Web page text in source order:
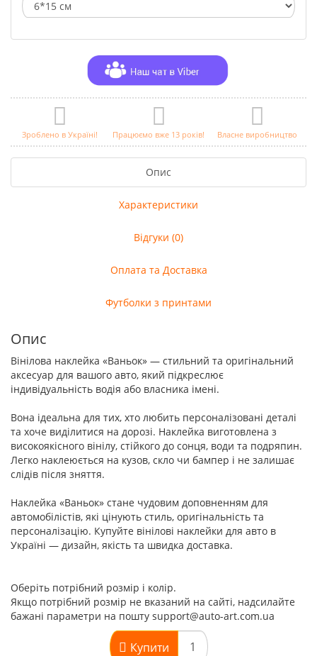
Зроблено в Україні! Працюємо вже 13 років! Власне виробництво
Опис
Характеристики
Відгуки (0)
Оплата та Доставка
Футболки з принтами
Опис
Вінілова наклейка «Ваньок» — стильний та оригінальний
аксесуар для вашого авто, який підкреслює
індивідуальність водія або власника імені.
Вона ідеальна для тих, хто любить персоналізовані деталі
та хоче виділитися на дорозі. Наклейка виготовлена з
високоякісного вінілу, стійкого до сонця, води та подряпин.
Легко наклеюється на кузов, скло чи бампер і не залишає
слідів після зняття.
Наклейка «Ваньок» стане чудовим доповненням для
автомобілістів, які цінують стиль, оригінальність та
персоналізацію. Купуйте вінілові наклейки для авто в
Україні — дизайн, якість та швидка доставка.
Оберіть потрібний розмір і колір.
Якщо потрібний розмір не вказаний на сайті, надсилайте
бажані параметри на пошту support@auto-art.com.ua
Купити